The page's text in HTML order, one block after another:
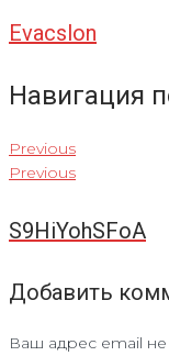
Evacslon
Навигация
Previous
Previous
S9HiYohSFoA
Добавить
Ваш адрес email